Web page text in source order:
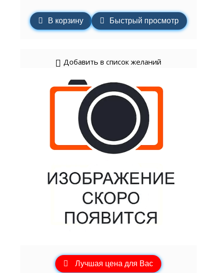
В корзину Быстрый просмотр
Добавить в список желаний
Лучшая цена для Вас